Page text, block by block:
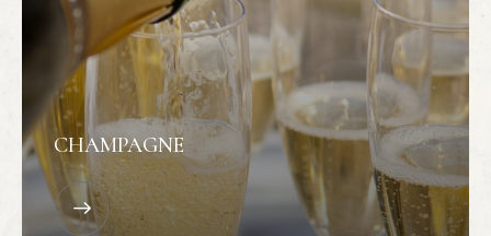
CHAMPAGNE